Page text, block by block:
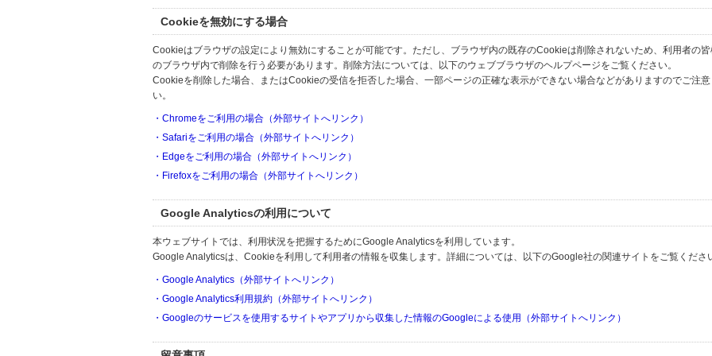
Cookieを無効にする場合
Cookieはブラウザの設定により無効にすることが可能です。ただし、ブラウザ内の既存のCookieは削除されないため、利用者の
のブラウザ内で削除を行う必要があります。削除方法については、以下のウェブブラウザのヘルプページをご覧ください。
Cookieを削除した場合、またはCookieの受信を拒否した場合、一部ページの正確な表示ができない場合などがありますのでご注意
い。
・Chromeをご利用の場合（外部サイトへリンク）
・Safariをご利用の場合（外部サイトへリンク）
・Edgeをご利用の場合（外部サイトへリンク）
・Firefoxをご利用の場合（外部サイトへリンク）
Google Analyticsの利用について
本ウェブサイトでは、利用状況を把握するためにGoogle Analyticsを利用しています。
Google Analyticsは、Cookieを利用して利用者の情報を収集します。詳細については、以下のGoogle社の関連サイトをご覧くださ
・Google Analytics（外部サイトへリンク）
・Google Analytics利用規約（外部サイトへリンク）
・Googleのサービスを使用するサイトやアプリから収集した情報のGoogleによる使用（外部サイトへリンク）